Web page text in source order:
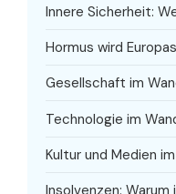
Innere Sicherheit:
Hormus wird
Gesellschaft im
Technologie im
Kultur und Medien